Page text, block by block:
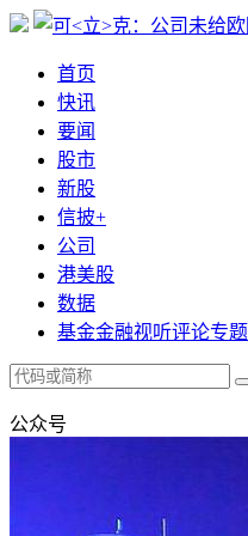
首页
快讯
要闻
股市
新股
信披+
公司
港美股
数据
基金金融视听评论专题
公众号